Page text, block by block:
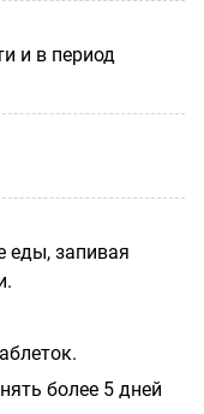
и в период
еды, запивая
более 5 дней